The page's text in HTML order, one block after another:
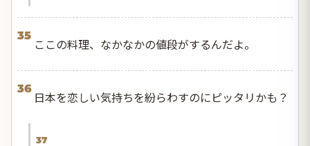
35
ここの料理、なかなかの値段がするんだよ。
36
日本を恋しい気持ちを紛らわすのにピッタリかも？
37